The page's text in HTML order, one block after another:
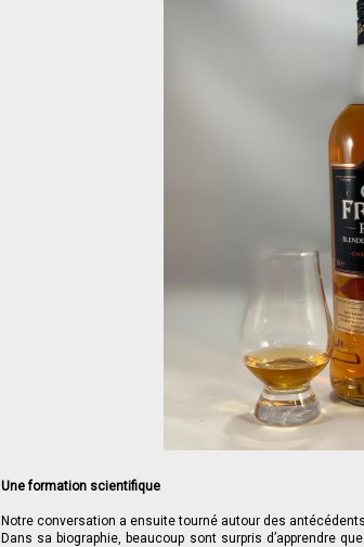
Une formation scientifique
Notre conversation a ensuite tourné autour des
Dans sa biographie, beaucoup sont surpris d’apprendre